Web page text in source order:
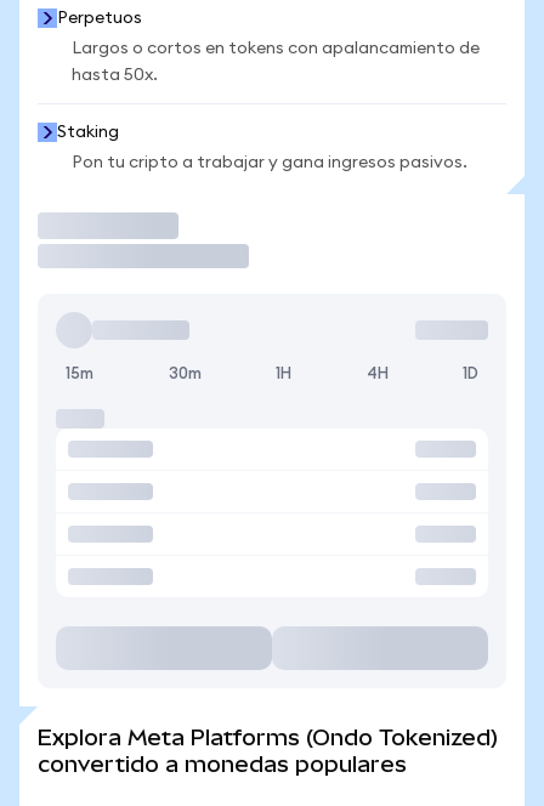
Perpetuos
Largos o cortos en tokens con apalancamiento de
hasta 50x.
Staking
Pon tu cripto a trabajar y gana ingresos pasivos.
15m 30m 1H 4H 1D
Explora Meta Platforms (Ondo Tokenized)
convertido a monedas populares